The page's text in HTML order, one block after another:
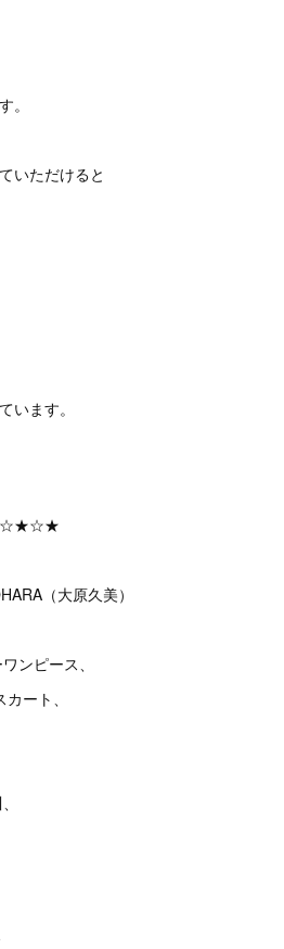
。
いただけると
います。
（大原久美）
ンピース、
ート、